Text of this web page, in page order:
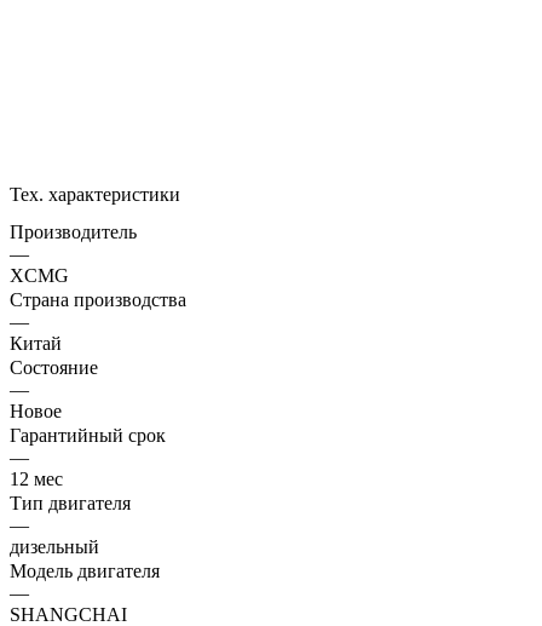
Тех. характеристики
Производитель
—
XCMG
Страна производства
—
Китай
Состояние
—
Новое
Гарантийный срок
—
12 мес
Тип двигателя
—
дизельный
Модель двигателя
—
SHANGCHAI